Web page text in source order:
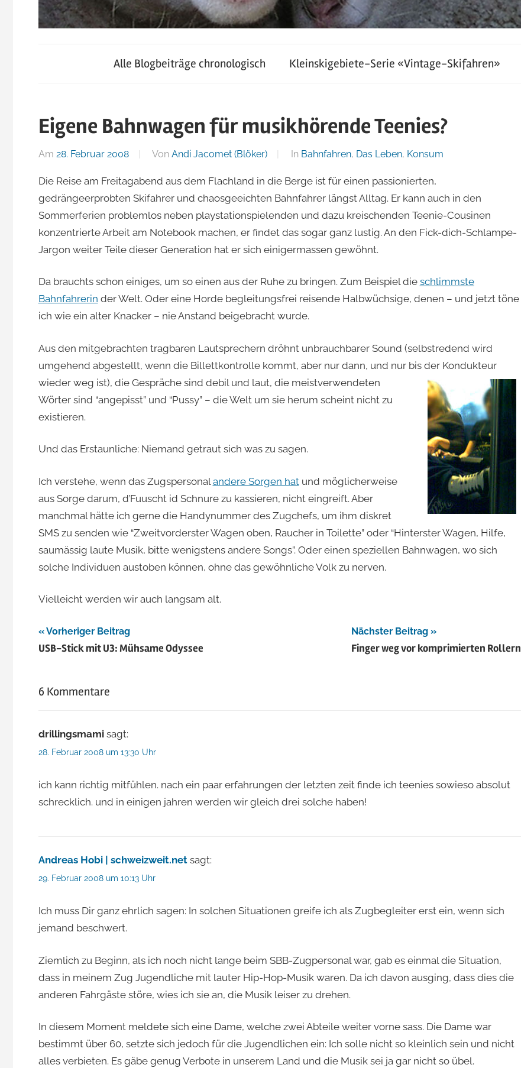
JacoBlök
der
Blog
von
Andi
Jacomet
skigebiete.ch
Alle Blogbeiträge chronologisch Kleinskigebiete-Serie «Vintage-Skifahren»
Eigene Bahnwagen für musikhörende Teenies?
Am 28. Februar 2008 Von Andi Jacomet (Blöker) In Bahnfahren, Das Leben, Konsum
Die Reise am Freitagabend aus dem Flachland in die Berge ist für einen passionierten,
gedrängeerprobten Skifahrer und chaosgeeichten Bahnfahrer längst Alltag. Er kann auch in den
Sommerferien problemlos neben playstationspielenden und dazu kreischenden Teenie-Cousinen
konzentrierte Arbeit am Notebook machen, er findet das sogar ganz lustig. An den Fick-dich-Schlampe-
Jargon weiter Teile dieser Generation hat er sich einigermassen gewöhnt.
Da brauchts schon einiges, um so einen aus der Ruhe zu bringen. Zum Beispiel die schlimmste
Bahnfahrerin der Welt. Oder eine Horde begleitungsfrei reisende Halbwüchsige, denen – und jetzt töne
ich wie ein alter Knacker – nie Anstand beigebracht wurde.
Aus den mitgebrachten tragbaren Lautsprechern dröhnt unbrauchbarer Sound (selbstredend wird
umgehend abgestellt, wenn die Billettkontrolle kommt, aber nur dann, und nur bis der Kondukteur
wieder weg ist), die Gespräche sind debil und laut, die meistverwendeten
Wörter sind “angepisst” und “Pussy” – die Welt um sie herum scheint nicht zu
existieren.
Und das Erstaunliche: Niemand getraut sich was zu sagen.
Ich verstehe, wenn das Zugspersonal andere Sorgen hatund möglicherweise
aus Sorge darum, d’Fuuscht id Schnure zu kassieren, nicht eingreift. Aber
manchmal hätte ich gerne die Handynummer des Zugchefs, um ihm diskret
SMS zu senden wie “Zweitvorderster Wagen oben, Raucher in Toilette” oder “Hinterster Wagen, Hilfe,
saumässig laute Musik, bitte wenigstens andere Songs”. Oder einen speziellen Bahnwagen, wo sich
solche Individuen austoben können, ohne das gewöhnliche Volk zu nerven.
Vielleicht werden wir auch langsam alt.
Beitragsnavigation
Vorheriger Beitrag
USB-Stick mit U3: Mühsame Odyssee
Nächster Beitrag
Finger weg vor komprimierten Rollern
6 Kommentare
drillingsmami sagt:
28. Februar 2008 um 13:30 Uhr
ich kann richtig mitfühlen. nach ein paar erfahrungen der letzten zeit finde ich teenies sowieso absolut
schrecklich. und in einigen jahren werden wir gleich drei solche haben!
Andreas Hobi | schweizweit.net sagt:
29. Februar 2008 um 10:13 Uhr
Ich muss Dir ganz ehrlich sagen: In solchen Situationen greife ich als Zugbegleiter erst ein, wenn sich
jemand beschwert.
Ziemlich zu Beginn, als ich noch nicht lange beim SBB-Zugpersonal war, gab es einmal die Situation,
dass in meinem Zug Jugendliche mit lauter Hip-Hop-Musik waren. Da ich davon ausging, dass dies die
anderen Fahrgäste störe, wies ich sie an, die Musik leiser zu drehen.
In diesem Moment meldete sich eine Dame, welche zwei Abteile weiter vorne sass. Die Dame war
bestimmt über 60, setzte sich jedoch für die Jugendlichen ein: Ich solle nicht so kleinlich sein und nicht
alles verbieten. Es gäbe genug Verbote in unserem Land und die Musik sei ja gar nicht so übel.